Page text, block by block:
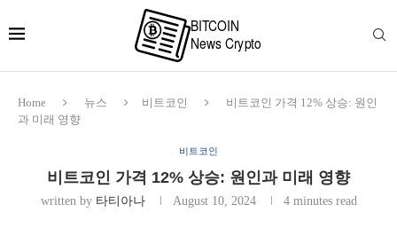
Home 뉴스 비트코인
비트코인 가격 12% 상승: 원인
과 미래 영향
비트코인
비트코인 가격 12% 상승: 원인과 미래 영향
written by 타티아나 August 10, 2024 4 minutes read